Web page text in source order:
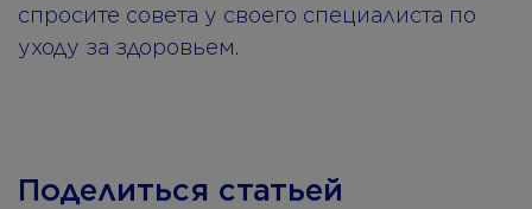
спросите совета у своего специалиста по
уходу за здоровьем.
Поделиться статьей